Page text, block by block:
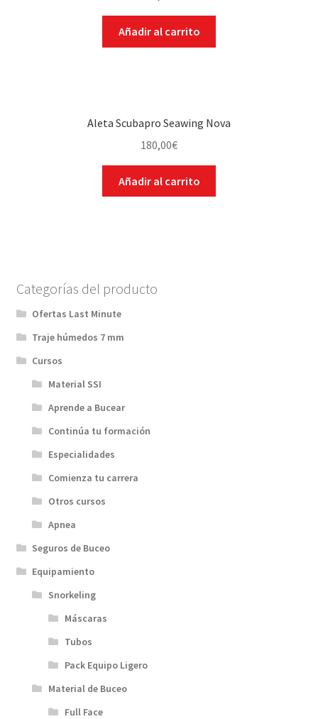
Añadir al carrito
Aleta Scubapro Seawing Nova
180,00€
Añadir al carrito
Categorías del producto
Ofertas Last Minute
Traje húmedos 7 mm
Cursos
Material SSI
Aprende a Bucear
Continúa tu formación
Especialidades
Comienza tu carrera
Otros cursos
Apnea
Seguros de Buceo
Equipamiento
Snorkeling
Máscaras
Tubos
Pack Equipo Ligero
Material de Buceo
Full Face